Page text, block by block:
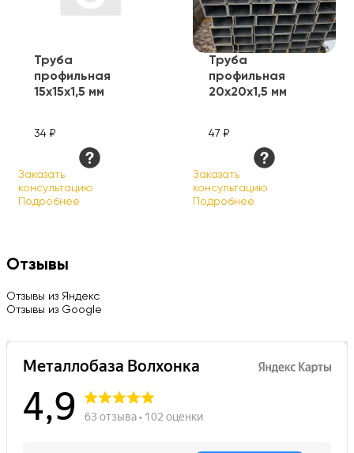
Труба
профильная
15х15х1,5 мм
34 ₽
Заказать
консультацию
Подробнее
Труба
профильная
20х20х1,5 мм
47 ₽
Заказать
консультацию
Подробнее
Отзывы
Отзывы из Яндекс
Отзывы из Google